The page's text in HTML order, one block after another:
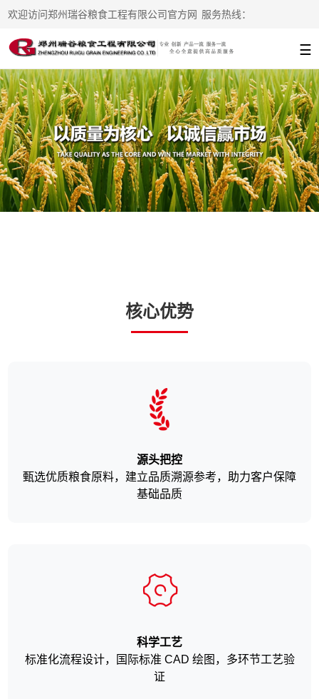
欢迎访问郑州瑞谷粮食工程有限公司官方网
站
服务热线：
13938215776 ☰
核心优势
源头把控
甄选优质粮食原料，建立品质溯源参考，助力客户保障
基础品质
科学工艺
标准化流程设计，国际标准 CAD 绘图，多环节工艺验
证